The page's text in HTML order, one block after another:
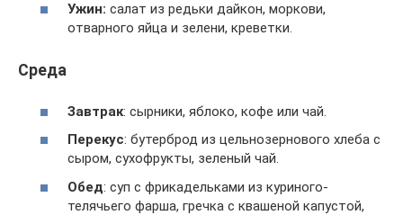
Ужин: салат из редьки дайкон, моркови,
отварного яйца и зелени, креветки.
Среда
Завтрак: сырники, яблоко, кофе или чай.
Перекус: бутерброд из цельнозернового хлеба с
сыром, сухофрукты, зеленый чай.
Обед: суп с фрикадельками из куриного-
телячьего фарша, гречка с квашеной капустой,